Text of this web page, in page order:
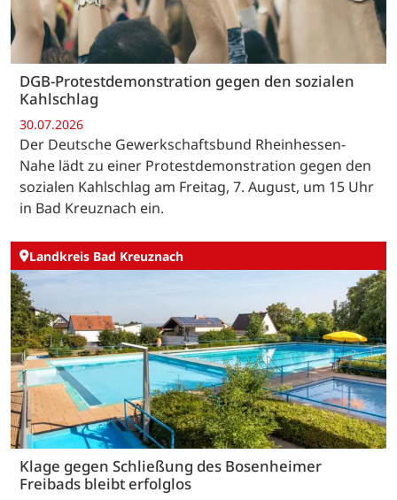
DGB-Protestdemonstration gegen den sozialen
Kahlschlag
30.07.2026
Der Deutsche Gewerkschaftsbund Rheinhessen-
Nahe lädt zu einer Protestdemonstration gegen den
sozialen Kahlschlag am Freitag, 7. August, um 15 Uhr
in Bad Kreuznach ein.
Landkreis Bad Kreuznach
Klage gegen Schließung des Bosenheimer
Freibads bleibt erfolglos